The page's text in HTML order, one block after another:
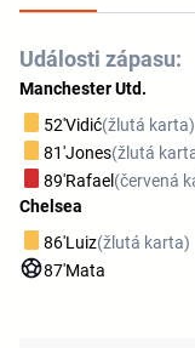
Události zápasu:
Manchester Utd.
52'Vidić(žlutá karta)
81'Jones(žlutá
89'Rafael(červená
Chelsea
86'Luiz(žlutá karta)
87'Mata